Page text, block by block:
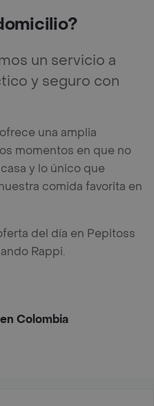
un servicio a
y seguro con
una amplia
momentos en que no
y lo único que
comida favorita en
del día en Pepitoss
Rappi.
Colombia